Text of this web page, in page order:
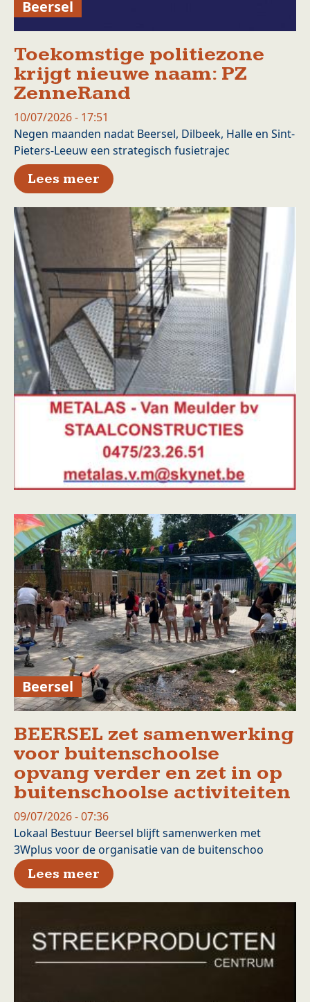
Beersel
Toekomstige politiezone
krijgt nieuwe naam: PZ
ZenneRand
10/07/2026 - 17:51
Negen maanden nadat Beersel, Dilbeek, Halle en Sint-
Pieters-Leeuw een strategisch fusietrajec
Lees meer over Toekomstige
Beersel
BEERSEL zet samenwerking
voor buitenschoolse
opvang verder en zet in op
buitenschoolse activiteiten
09/07/2026 - 07:36
Lokaal Bestuur Beersel blijft samenwerken met
3Wplus voor de organisatie van de buitenschoo
Lees meer over BEERSEL zet